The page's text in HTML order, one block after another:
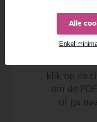
Alle
Enkel
klik op de
om de
of ga